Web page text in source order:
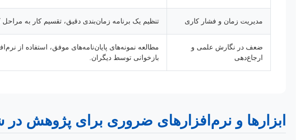
مدیریت زمان و فشار کاری تنظیم یک برنامه زمان‌بندی دقیق، تقسیم کار به
ضعف در نگارش علمی و
ارجاع‌دهی
بازخوانی توسط دیگران.
ابزارها و نرم‌افزارهای ضروری برای پژوهش در